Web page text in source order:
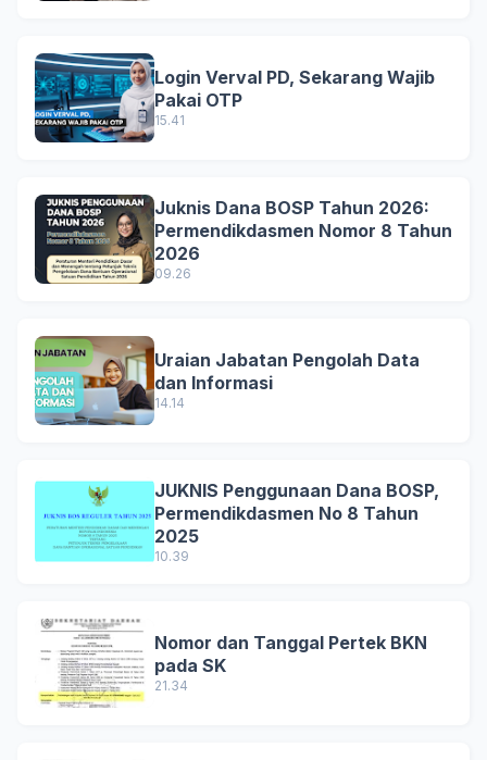
Login Verval PD, Sekarang Wajib
Pakai OTP
15.41
Juknis Dana BOSP Tahun 2026:
Permendikdasmen Nomor 8 Tahun
2026
09.26
Uraian Jabatan Pengolah Data
dan Informasi
14.14
JUKNIS Penggunaan Dana BOSP,
Permendikdasmen No 8 Tahun
2025
10.39
Nomor dan Tanggal Pertek BKN
pada SK
21.34